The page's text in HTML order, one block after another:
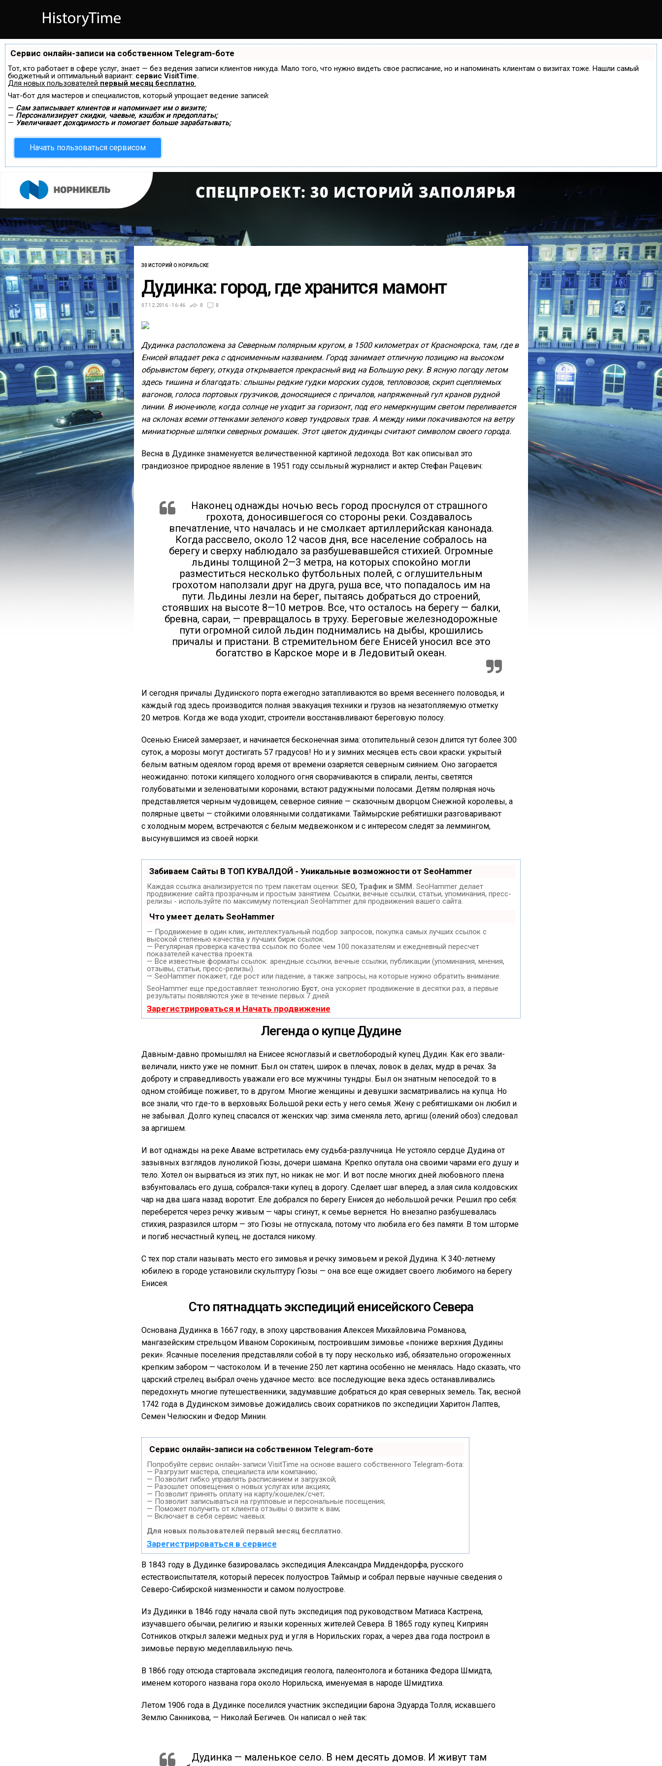
Сервис онлайн-записи на собственном Telegram-боте
Тот, кто работает в сфере услуг, знает — без ведения записи клиентов никуда. Мало того, что нужно видеть свое расписание, но и напоминать клиентам о визитах тоже. Нашли самый
бюджетный и оптимальный вариант: сервис VisitTime.
Для новых пользователей первый месяц бесплатно.
Чат-бот для мастеров и специалистов, который упрощает ведение записей:
— Сам записывает клиентов и напоминает им о визите;
— Персонализирует скидки, чаевые, кэшбэк и предоплаты;
— Увеличивает доходимость и помогает больше зарабатывать;
Начать пользоваться сервисом
30 ИСТОРИЙ О НОРИЛЬСКЕ
Дудинка: город, где хранится мамонт
07.12.2016 - 16:46 0 0
Дудинка расположена за Северным полярным кругом, в 1500 километрах от Красноярска, там, где в
Енисей впадает река с одноименным названием. Город занимает отличную позицию на высоком
обрывистом берегу, откуда открывается прекрасный вид на Большую реку. В ясную погоду летом
здесь тишина и благодать: слышны редкие гудки морских судов, тепловозов, скрип сцепляемых
вагонов, голоса портовых грузчиков, доносящиеся с причалов, напряженный гул кранов рудной
линии. В июне-июле, когда солнце не уходит за горизонт, под его немеркнущим светом переливается
на склонах всеми оттенками зеленого ковер тундровых трав. А между ними покачиваются на ветру
миниатюрные шляпки северных ромашек. Этот цветок дудинцы считают символом своего города.
Весна в Дудинке знаменуется величественной картиной ледохода. Вот как описывал это
грандиозное природное явление в 1951 году ссыльный журналист и актер Стефан Рацевич:
Наконец однажды ночью весь город проснулся от страшного
грохота, доносившегося со стороны реки. Создавалось
впечатление, что началась и не смолкает артиллерийская канонада.
Когда рассвело, около 12 часов дня, все население собралось на
берегу и сверху наблюдало за разбушевавшейся стихией. Огромные
льдины толщиной 2—3 метра, на которых спокойно могли
разместиться несколько футбольных полей, с оглушительным
грохотом наползали друг на друга, руша все, что попадалось им на
пути. Льдины лезли на берег, пытаясь добраться до строений,
стоявших на высоте 8—10 метров. Все, что осталось на берегу — балки,
бревна, сараи, — превращалось в труху. Береговые железнодорожные
пути огромной силой льдин поднимались на дыбы, крошились
причалы и пристани. В стремительном беге Енисей уносил все это
богатство в Карское море и в Ледовитый океан.
И сегодня причалы Дудинского порта ежегодно затапливаются во время весеннего половодья, и
каждый год здесь производится полная эвакуация техники и грузов на незатопляемую отметку
20 метров. Когда же вода уходит, строители восстанавливают береговую полосу.
Осенью Енисей замерзает, и начинается бесконечная зима: отопительный сезон длится тут более 300
суток, а морозы могут достигать 57 градусов! Но и у зимних месяцев есть свои краски: укрытый
белым ватным одеялом город время от времени озаряется северным сиянием. Оно загорается
неожиданно: потоки кипящего холодного огня сворачиваются в спирали, ленты, светятся
голубоватыми и зеленоватыми коронами, встают радужными полосами. Детям полярная ночь
представляется черным чудовищем, северное сияние — сказочным дворцом Снежной королевы, а
полярные цветы — стойкими оловянными солдатиками. Таймырские ребятишки разговаривают
с холодным морем, встречаются с белым медвежонком и с интересом следят за леммингом,
высунувшимся из своей норки.
Забиваем Сайты В ТОП КУВАЛДОЙ - Уникальные возможности от SeoHammer
Каждая ссылка анализируется по трем пакетам оценки: SEO, Трафик и SMM. SeoHammer делает
продвижение сайта прозрачным и простым занятием. Ссылки, вечные ссылки, статьи, упоминания, пресс-
релизы - используйте по максимуму потенциал SeoHammer для продвижения вашего сайта.
Что умеет делать SeoHammer
— Продвижение в один клик, интеллектуальный подбор запросов, покупка самых лучших ссылок с
высокой степенью качества у лучших бирж ссылок.
— Регулярная проверка качества ссылок по более чем 100 показателям и ежедневный пересчет
показателей качества проекта.
— Все известные форматы ссылок: арендные ссылки, вечные ссылки, публикации (упоминания, мнения,
отзывы, статьи, пресс-релизы).
— SeoHammer покажет, где рост или падение, а также запросы, на которые нужно обратить внимание.
SeoHammer еще предоставляет технологию Буст, она ускоряет продвижение в десятки раз, а первые
результаты появляются уже в течение первых 7 дней.
Зарегистрироваться и Начать продвижение
Легенда о купце Дудине
Давным-давно промышлял на Енисее ясноглазый и светлобородый купец Дудин. Как его звали-
величали, никто уже не помнит. Был он статен, широк в плечах, ловок в делах, мудр в речах. За
доброту и справедливость уважали его все мужчины тундры. Был он знатным непоседой: то в
одном стойбище поживет, то в другом. Многие женщины и девушки засматривались на купца. Но
все знали, что где-то в верховьях Большой реки есть у него семья. Жену с ребятишками он любил и
не забывал. Долго купец спасался от женских чар: зима сменяла лето, аргиш (олений обоз) следовал
за аргишем.
И вот однажды на реке Аваме встретилась ему судьба-разлучница. Не устояло сердце Дудина от
зазывных взглядов луноликой Гюзы, дочери шамана. Крепко опутала она своими чарами его душу и
тело. Хотел он вырваться из этих пут, но никак не мог. И вот после многих дней любовного плена
взбунтовалась его душа, собрался-таки купец в дорогу. Сделает шаг вперед, а злая сила колдовских
чар на два шага назад воротит. Еле добрался по берегу Енисея до небольшой речки. Решил про себя:
переберется через речку живым — чары сгинут, к семье вернется. Но внезапно разбушевалась
стихия, разразился шторм — это Гюзы не отпускала, потому что любила его без памяти. В том шторме
и погиб несчастный купец, не достался никому.
С тех пор стали называть место его зимовья и речку зимовьем и рекой Дудина. К 340-летнему
юбилею в городе установили скульптуру Гюзы — она все еще ожидает своего любимого на берегу
Енисея.
Сто пятнадцать экспедиций енисейского Севера
Основана Дудинка в 1667 году, в эпоху царствования Алексея Михайловича Романова,
мангазейским стрельцом Иваном Сорокиным, построившим зимовье «пониже верхния Дудины
реки». Ясачные поселения представляли собой в ту пору несколько изб, обязательно огороженных
крепким забором — частоколом. И в течение 250 лет картина особенно не менялась. Надо сказать, что
царский стрелец выбрал очень удачное место: все последующие века здесь останавливались
передохнуть многие путешественники, задумавшие добраться до края северных земель. Так, весной
1742 года в Дудинском зимовье дожидались своих соратников по экспедиции Харитон Лаптев,
Семен Челюскин и Федор Минин.
Сервис онлайн-записи на собственном Telegram-боте
Попробуйте сервис онлайн-записи VisitTime на основе вашего собственного Telegram-бота:
— Разгрузит мастера, специалиста или компанию;
— Позволит гибко управлять расписанием и загрузкой;
— Разошлет оповещения о новых услугах или акциях;
— Позволит принять оплату на карту/кошелек/счет;
— Позволит записываться на групповые и персональные посещения;
— Поможет получить от клиента отзывы о визите к вам;
— Включает в себя сервис чаевых.
Для новых пользователей первый месяц бесплатно.
Зарегистрироваться в сервисе
В 1843 году в Дудинке базировалась экспедиция Александра Миддендорфа, русского
естествоиспытателя, который пересек полуостров Таймыр и собрал первые научные сведения о
Северо-Сибирской низменности и самом полуострове.
Из Дудинки в 1846 году начала свой путь экспедиция под руководством Матиаса Кастрена,
изучавшего обычаи, религию и языки коренных жителей Севера. В 1865 году купец Киприян
Сотников открыл залежи медных руд и угля в Норильских горах, а через два года построил в
зимовье первую медеплавильную печь.
В 1866 году отсюда стартовала экспедиция геолога, палеонтолога и ботаника Федора Шмидта,
именем которого названа гора около Норильска, именуемая в народе Шмидтиха.
Летом 1906 года в Дудинке поселился участник экспедиции барона Эдуарда Толля, искавшего
Землю Санникова, — Николай Бегичев. Он написал о ней так:
Дудинка — маленькое село. В нем десять домов. И живут там